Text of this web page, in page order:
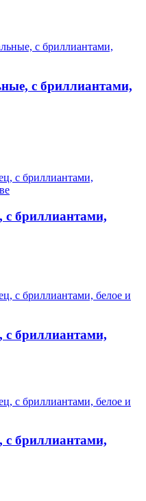
с бриллиантами,
бриллиантами,
бриллиантами,
бриллиантами,